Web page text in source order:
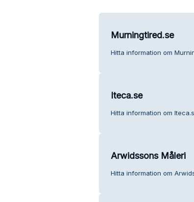
Murningtired.se
Hitta information om
Iteca.se
Hitta information om
Arwidssons Måleri
Hitta information om